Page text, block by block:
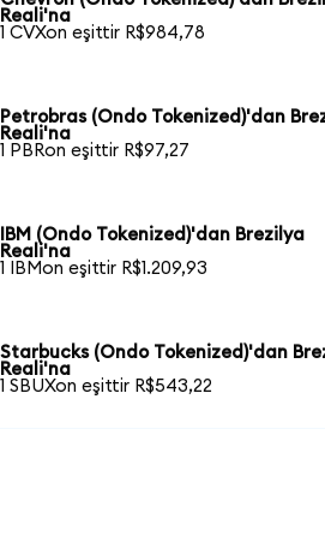
Reali'na
1 CVXon eşittir R$984,78
Petrobras (Ondo Tokenized)'dan
Reali'na
1 PBRon eşittir R$97,27
IBM (Ondo Tokenized)'dan Brezilya
Reali'na
1 IBMon eşittir R$1.209,93
Starbucks (Ondo Tokenized)'dan
Reali'na
1 SBUXon eşittir R$543,22